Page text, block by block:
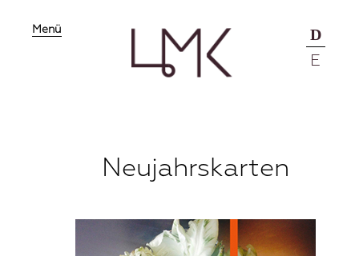
Menü D
E
Neujahrskarten